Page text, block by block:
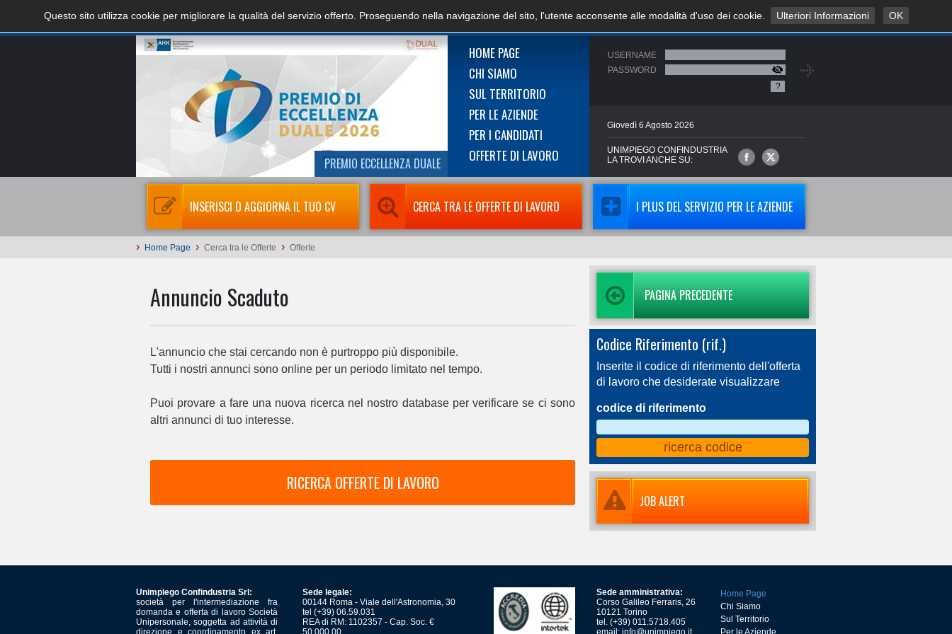
PREMIO ECCELLENZA DUALE
HOME PAGE
CHI SIAMO
SUL TERRITORIO
PER LE AZIENDE
PER I CANDIDATI
OFFERTE DI LAVORO
USERNAME
PASSWORD
?
Giovedì 6 Agosto 2026
UNIMPIEGO CONFINDUSTRIA
LA TROVI ANCHE SU:
INSERISCI O AGGIORNA IL TUO CV CERCA TRA LE OFFERTE DI LAVORO I PLUS DEL SERVIZIO PER LE AZIENDE
› Home Page › Cerca tra le Offerte › Offerte
Annuncio Scaduto
L'annuncio che stai cercando non è purtroppo più disponibile.
Tutti i nostri annunci sono online per un periodo limitato nel tempo.
Puoi provare a fare una nuova ricerca nel nostro database per verificare se ci sono
altri annunci di tuo interesse.
RICERCA OFFERTE DI LAVORO
PAGINA PRECEDENTE
Codice Riferimento (rif.)
Inserite il codice di riferimento dell'offerta
di lavoro che desiderate visualizzare
codice di riferimento
JOB ALERT
Unimpiego Confindustria Srl:
società per l'intermediazione fra
domanda e offerta di lavoro Società
Unipersonale, soggetta ad attività di
direzione e coordinamento ex art.
Sede legale:
00144 Roma - Viale dell'Astronomia, 30
tel (+39) 06.59.031
REA di RM: 1102357 - Cap. Soc. €
50.000,00
Sede amministrativa:
Corso Galileo Ferraris, 26
10121 Torino
tel. (+39) 011.5718.405
email: info@unimpiego.it
Home Page
Chi Siamo
Sul Territorio
Per le Aziende
Questo sito utilizza cookie per migliorare la qualità del servizio offerto. Proseguendo nella navigazione del sito, l'utente acconsente alle modalità d'uso dei cookie. Ulteriori Informazioni OK